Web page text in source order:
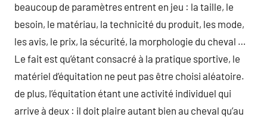
beaucoup de paramètres entrent en jeu : la taille, le
besoin, le matériau, la technicité du produit, les mode,
les avis, le prix, la sécurité, la morphologie du cheval …
Le fait est qu’étant consacré à la pratique sportive, le
matériel d’équitation ne peut pas être choisi aléatoire.
de plus, l’équitation étant une activité individuel qui
arrive à deux : il doit plaire autant bien au cheval qu’au